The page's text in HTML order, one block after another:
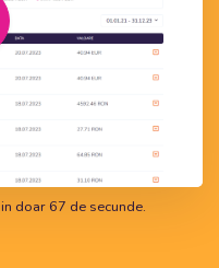
doar 67 de secunde.